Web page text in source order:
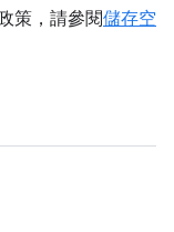
策，請參閱儲存空